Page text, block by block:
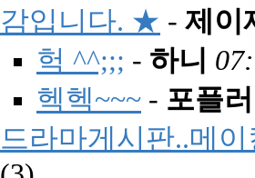
감입니다. ★ - 제이
헉 ^^;;; - 하니
헥헥~~~ - 포플러
드라마게시판..메